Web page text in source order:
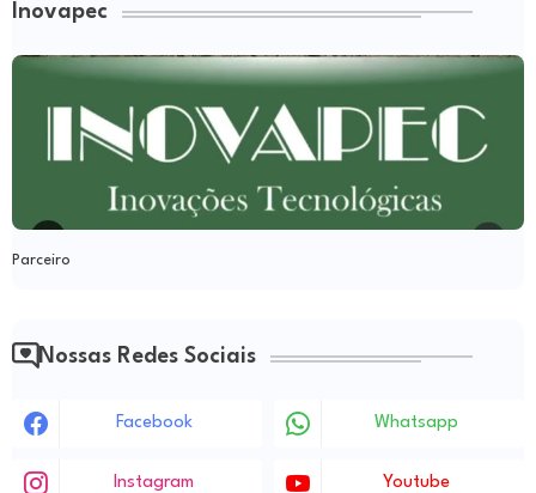
Inovapec
Parceiro
Nossas Redes Sociais
Facebook Whatsapp
Instagram Youtube